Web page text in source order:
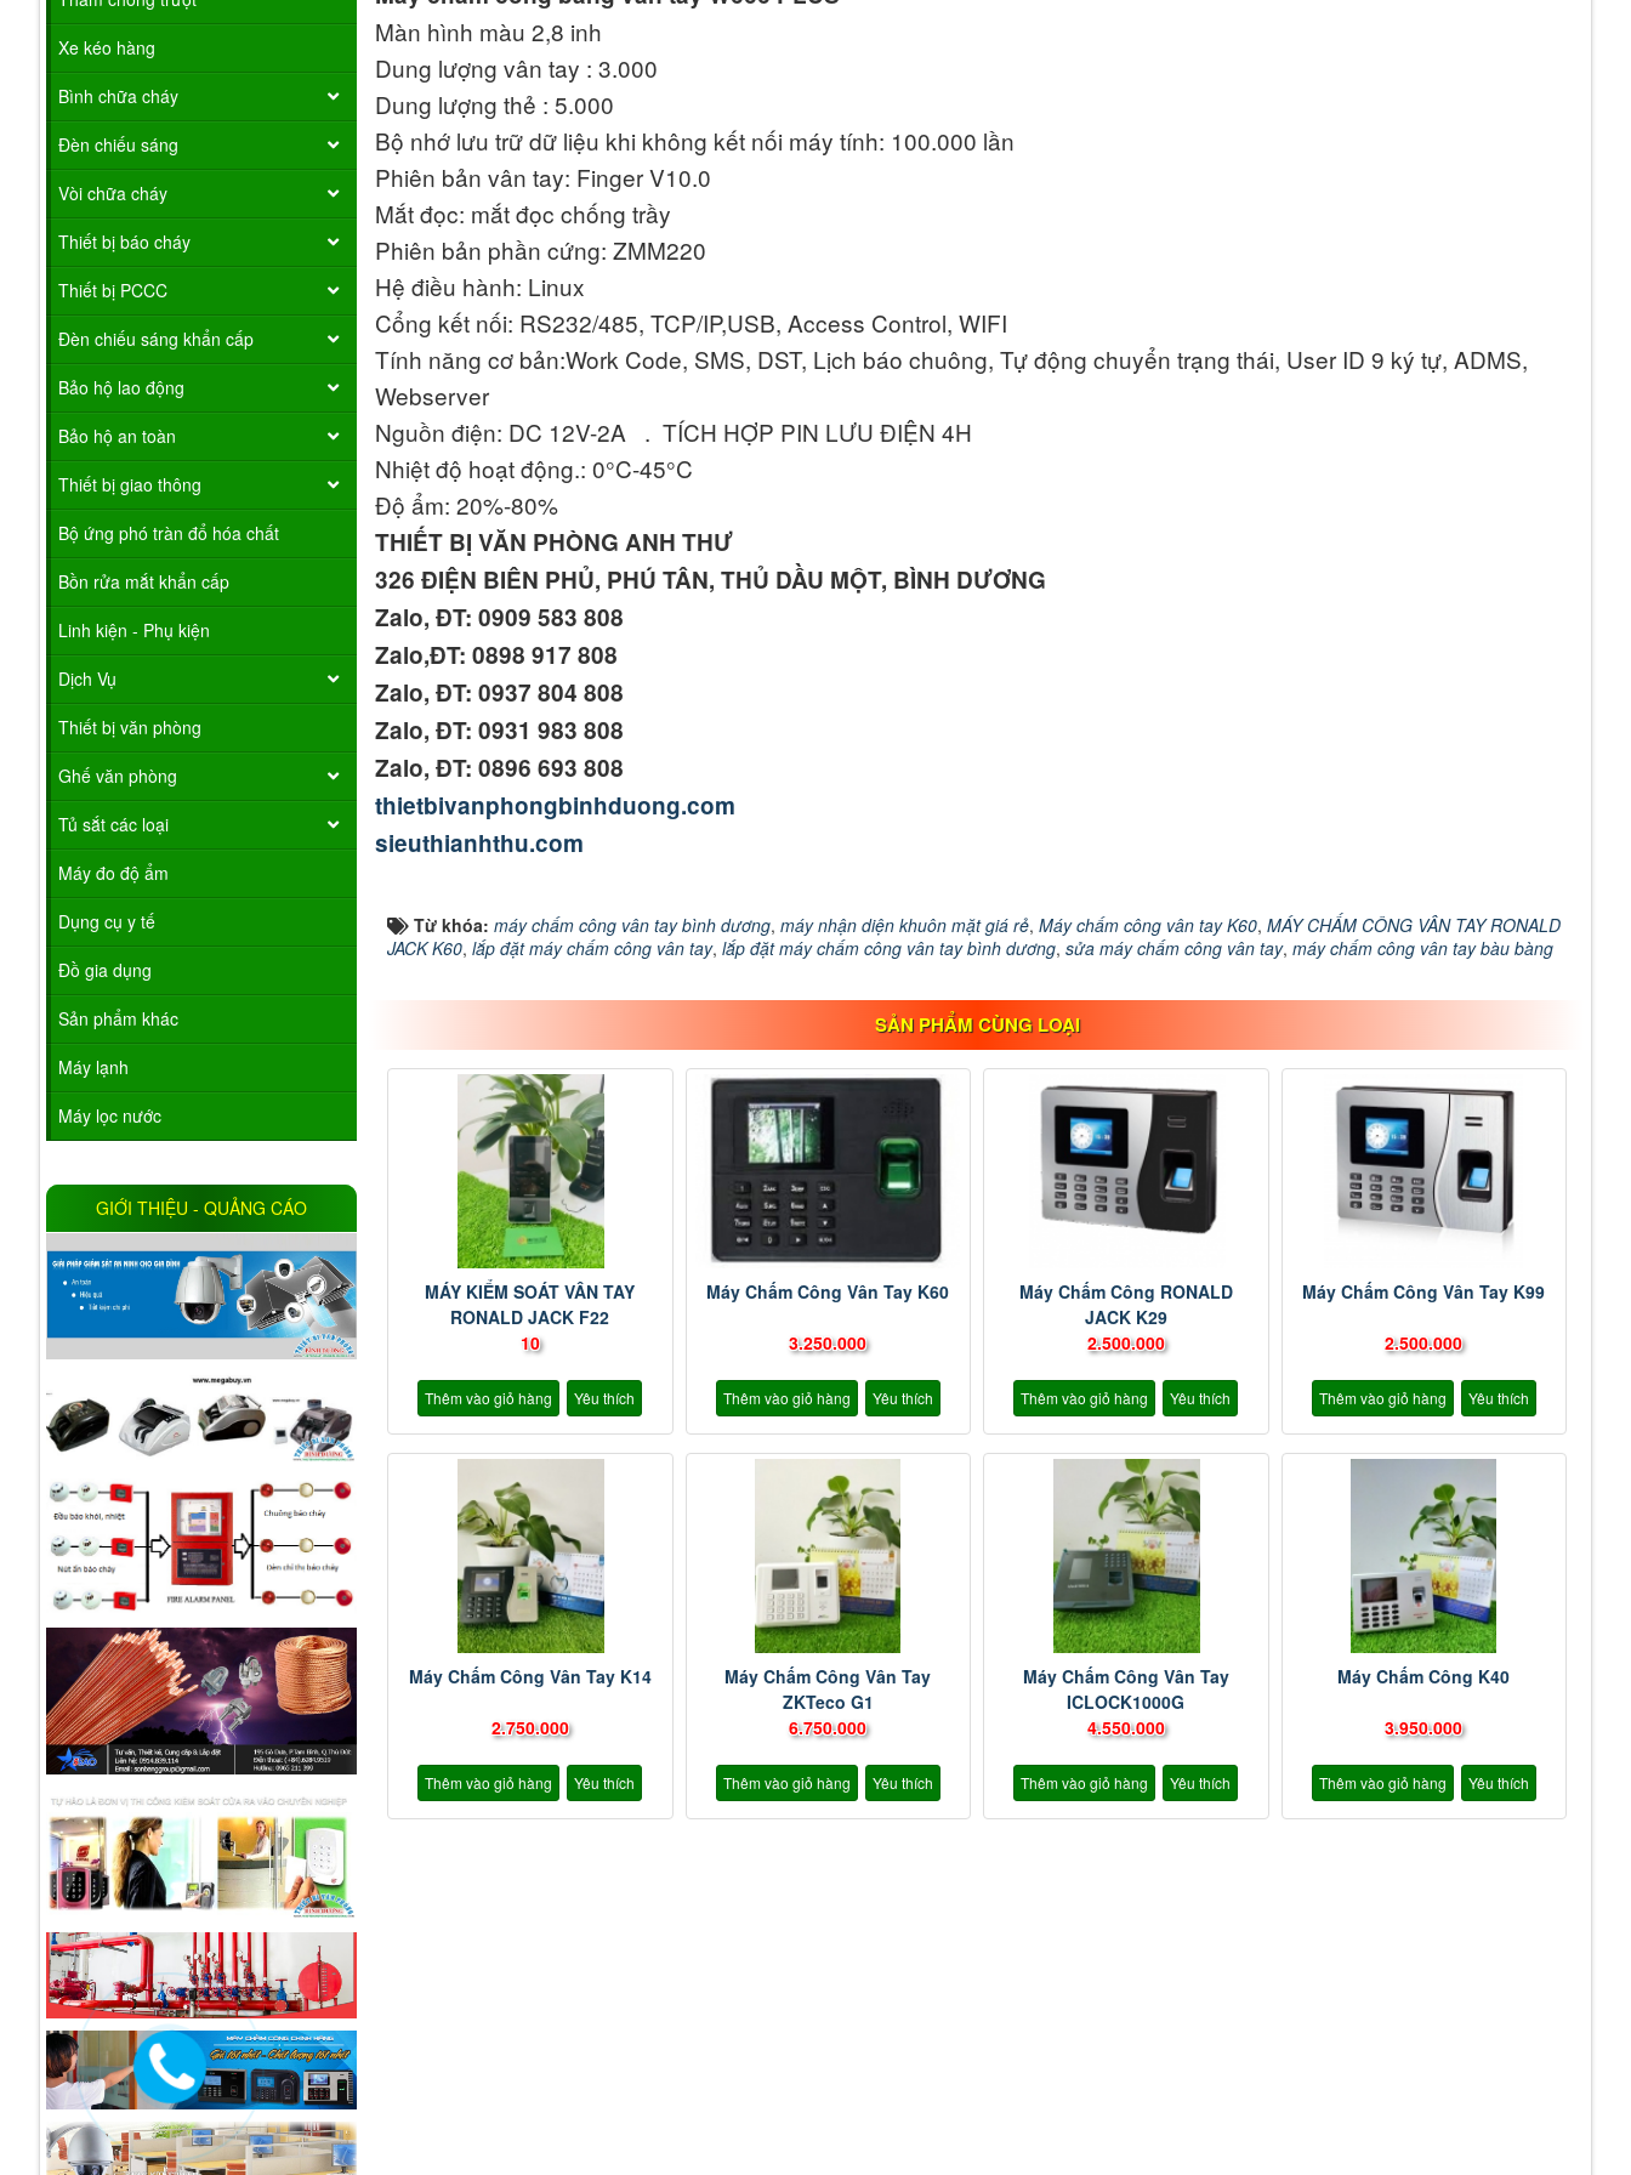
Màn hình màu 2,8 inh
Dung lượng vân tay : 3.000
Dung lượng thẻ : 5.000
Bộ nhớ lưu trữ dữ liệu khi không kết nối máy tính: 100.000 lần
Phiên bản vân tay: Finger V10.0
Mắt đọc: mắt đọc chống trầy
Phiên bản phần cứng: ZMM220
Hệ điều hành: Linux
Cổng kết nối: RS232/485, TCP/IP,USB, Access Control, WIFI
Tính năng cơ bản:Work Code, SMS, DST, Lịch báo chuông, Tự động chuyển trạng thái, User ID 9 ký tự, ADMS,
Webserver
Nguồn điện: DC 12V-2A . TÍCH HỢP PIN LƯU ĐIỆN 4H
Nhiệt độ hoạt động.: 0°C-45°C
Độ ẩm: 20%-80%
THIẾT BỊ VĂN PHÒNG ANH THƯ
326 ĐIỆN BIÊN PHỦ, PHÚ TÂN, THỦ DẦU MỘT, BÌNH DƯƠNG
Zalo, ĐT: 0909 583 808
Zalo,ĐT: 0898 917 808
Zalo, ĐT: 0937 804 808
Zalo, ĐT: 0931 983 808
Zalo, ĐT: 0896 693 808
thietbivanphongbinhduong.com
sieuthianhthu.com
Từ khóa:máy chấm công vân tay bình dương,máy nhận diện khuôn mặt giá rẻ,Máy chấm công vân tay K60,MÁY CHẤM CÔNG VÂN TAY RONALD
JACK K60,lắp đặt máy chấm công vân tay,lắp đặt máy chấm công vân tay bình dương,sửa máy chấm công vân tay,máy chấm công vân tay bàu bàng
SẢN PHẨM CÙNG LOẠI
MÁY KIỂM SOÁT VÂN TAY
RONALD JACK F22
10
Thêm vào giỏ hàng Yêu thích
Máy Chấm Công Vân Tay K60
3.250.000
Thêm vào giỏ hàng Yêu thích
Máy Chấm Công RONALD
JACK K29
2.500.000
Thêm vào giỏ hàng Yêu thích
Máy Chấm Công Vân Tay K99
2.500.000
Thêm vào giỏ hàng Yêu thích
Máy Chấm Công Vân Tay K14
2.750.000
Thêm vào giỏ hàng Yêu thích
Máy Chấm Công Vân Tay
ZKTeco G1
6.750.000
Thêm vào giỏ hàng Yêu thích
Máy Chấm Công Vân Tay
ICLOCK1000G
4.550.000
Thêm vào giỏ hàng Yêu thích
Máy Chấm Công K40
3.950.000
Thêm vào giỏ hàng Yêu thích
Xe kéo hàng
Bình chữa cháy
Đèn chiếu sáng
Vòi chữa cháy
Thiết bị báo cháy
Thiết bị PCCC
Đèn chiếu sáng khẩn cấp
Bảo hộ lao động
Bảo hộ an toàn
Thiết bị giao thông
Bộ ứng phó tràn đổ hóa chất
Bồn rửa mắt khẩn cấp
Linh kiện - Phụ kiện
Dịch Vụ
Thiết bị văn phòng
Ghế văn phòng
Tủ sắt các loại
Máy đo độ ẩm
Dụng cụ y tế
Đồ gia dụng
Sản phẩm khác
Máy lạnh
Máy lọc nước
GIỚI THIỆU - QUẢNG CÁO